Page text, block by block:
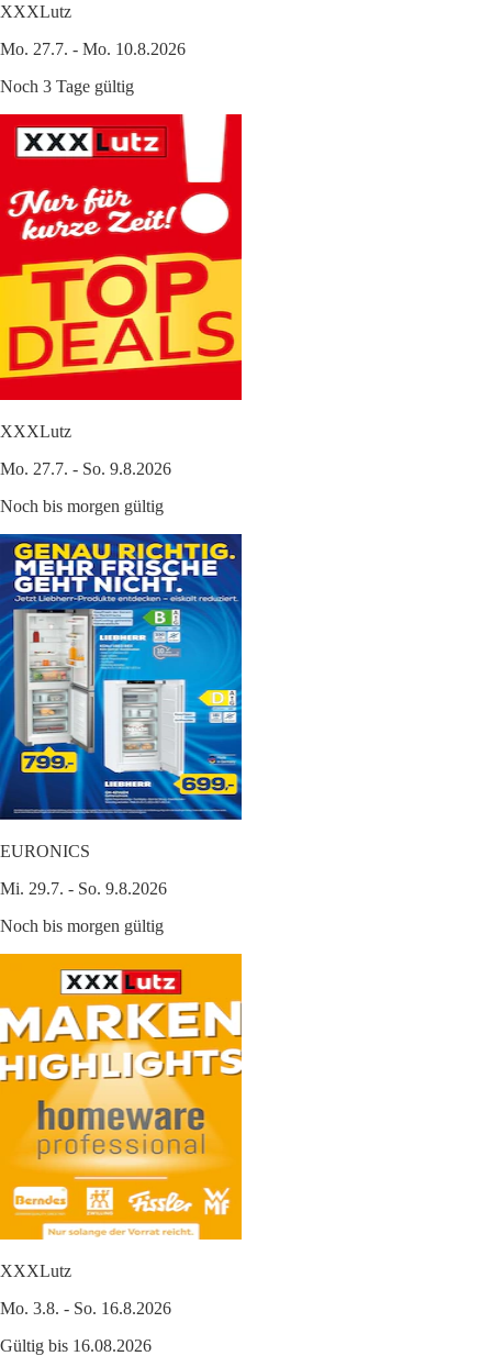
XXXLutz
Mo. 27.7. - Mo. 10.8.2026
Noch 3 Tage gültig
XXXLutz
Mo. 27.7. - So. 9.8.2026
Noch bis morgen gültig
EURONICS
Mi. 29.7. - So. 9.8.2026
Noch bis morgen gültig
XXXLutz
Mo. 3.8. - So. 16.8.2026
Gültig bis 16.08.2026